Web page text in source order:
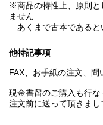
※商品の特性上、原則と
ません
あくまで古本であると
他特記事項
FAX、お手紙の注文、問
現金書留のご購入も行な
注文前に送って頂きまし